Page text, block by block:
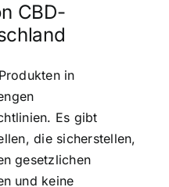
CBD-
in
Es gibt
die sicherstellen,
gesetzlichen
und keine